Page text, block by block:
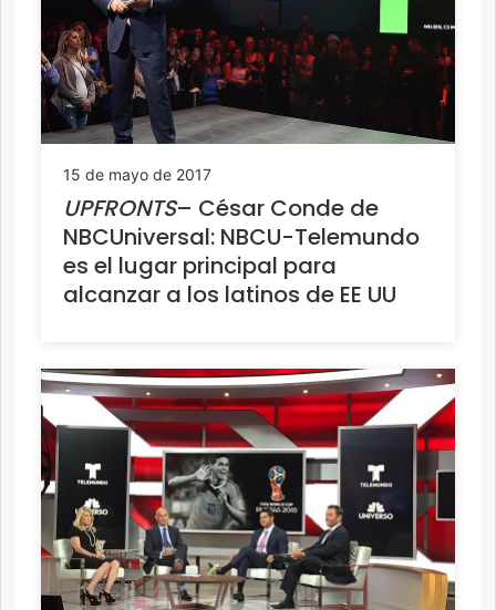
15 de mayo de 2017
UPFRONTS– César Conde de
NBCUniversal: NBCU-Telemundo
es el lugar principal para
alcanzar a los latinos de EE UU